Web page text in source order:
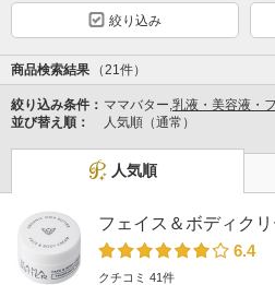
絞り込み
商品検索結果 （21件）
絞り込み条件： ママバター,乳液・美容液・
並び替え順：
人気順（通常）
人気順
フェイス＆ボディク
6.4
クチコミ 41件